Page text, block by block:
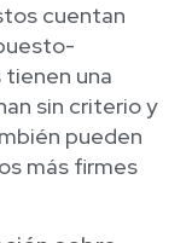
cuentan
una
sin criterio y
pueden
más firmes